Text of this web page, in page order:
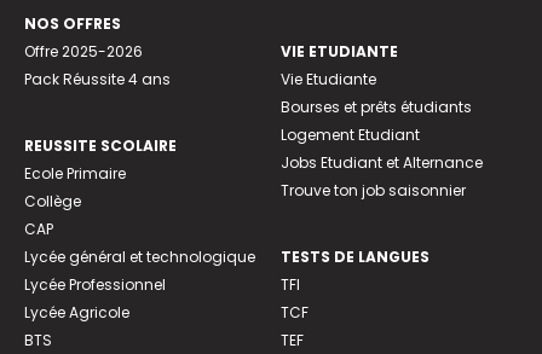
NOS OFFRES
Offre 2025-2026
Pack Réussite 4 ans
REUSSITE SCOLAIRE
Ecole Primaire
Collège
CAP
Lycée général et technologique
Lycée Professionnel
Lycée Agricole
BTS
VIE ETUDIANTE
Vie Etudiante
Bourses et prêts étudiants
Logement Etudiant
Jobs Etudiant et Alternance
Trouve ton job saisonnier
TESTS DE LANGUES
TFI
TCF
TEF